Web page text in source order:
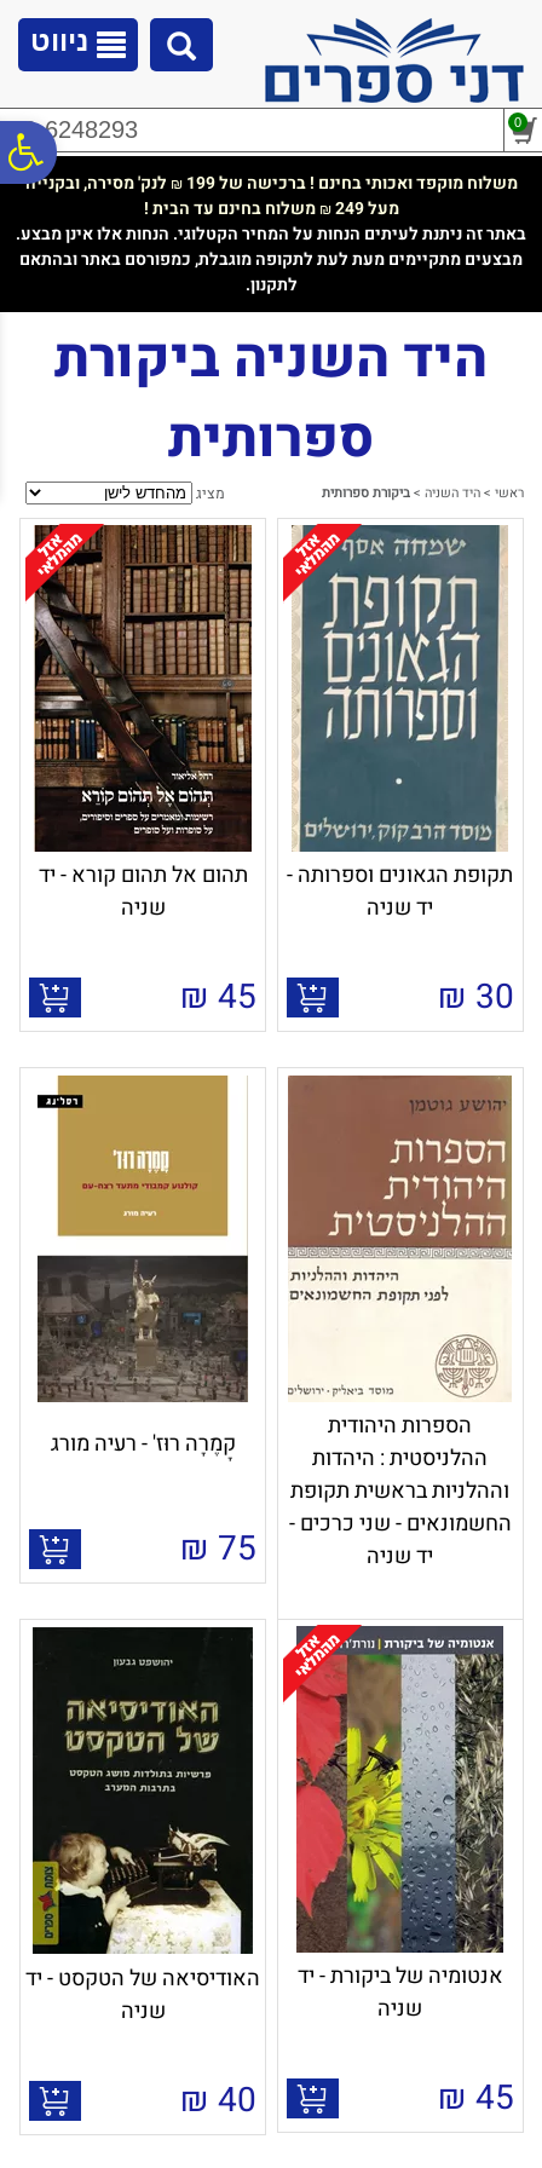
נגישות
ניווט
02-6248293 0
משלוח מוקפד ואכותי בחינם ! ברכישה של 199 ₪ לנק' מסירה, ובקנייה
מעל 249
₪משלוח בחינם עד הבית !
באתר זה ניתנת לעיתים הנחות על המחיר הקטלוגי. הנחות אלו אינן מבצע.
מבצעים מתקיימים מעת לעת לתקופה מוגבלת, כמפורסם באתר ובהתאם
לתקנון.
היד השניה ביקורת
ספרותית
ראשי >היד השניה >ביקורת ספרותית מציג
תקופת הגאונים וספרותה -
יד שניה
30
₪
תהום אל תהום קורא - יד
שניה
45
₪
הספרות היהודית
ההלניסטית : היהדות
וההלניות בראשית תקופת
החשמונאים - שני כרכים -
יד שניה
80
₪
קָמֶרָה רוּז' - רעיה מורג
75
₪
אנטומיה של ביקורת - יד
שניה
45
₪
האודיסיאה של הטקסט - יד
שניה
40
₪